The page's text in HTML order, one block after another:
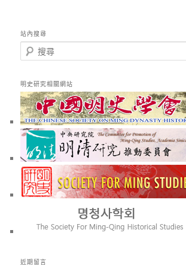
站內搜尋
搜
尋
明史研究相關網站
近期留言